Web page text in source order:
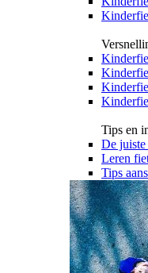
Tips en
De juiste
Leren
Tips